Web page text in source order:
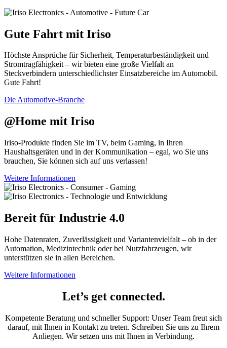
Gute Fahrt mit Iriso
Höchste Ansprüche für Sicherheit, Temperaturbeständigkeit und
Stromtragfähigkeit – wir bieten eine große Vielfalt an
Steckverbindern unterschiedlichster Einsatzbereiche im Automobil.
Gute Fahrt!
Die Automotive-Branche
@Home mit Iriso
Iriso-Produkte finden Sie im TV, beim Gaming, in Ihren
Haushaltsgeräten und in der Kommunikation – egal, wo Sie uns
brauchen, Sie können sich auf uns verlassen!
Weitere Informationen
Bereit für Industrie 4.0
Hohe Datenraten, Zuverlässigkeit und Variantenvielfalt – ob in der
Automation, Medizintechnik oder bei Nutzfahrzeugen, wir
unterstützen sie in allen Bereichen.
Weitere Informationen
Let’s get connected.
Kompetente Beratung und schneller Support: Unser Team freut sich
darauf, mit Ihnen in Kontakt zu treten. Schreiben Sie uns zu Ihrem
Anliegen. Wir setzen uns mit Ihnen in Verbindung.